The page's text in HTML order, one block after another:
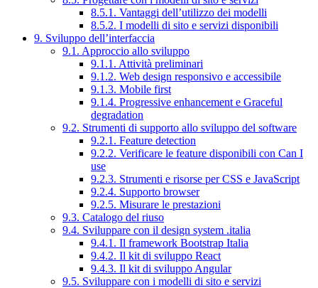
8.5.1. Vantaggi dell’utilizzo dei modelli
8.5.2. I modelli di sito e servizi disponibili
9. Sviluppo dell’interfaccia
9.1. Approccio allo sviluppo
9.1.1. Attività preliminari
9.1.2. Web design responsivo e accessibile
9.1.3. Mobile first
9.1.4. Progressive enhancement e Graceful
degradation
9.2. Strumenti di supporto allo sviluppo del software
9.2.1. Feature detection
9.2.2. Verificare le feature disponibili con Can I
use
9.2.3. Strumenti e risorse per CSS e JavaScript
9.2.4. Supporto browser
9.2.5. Misurare le prestazioni
9.3. Catalogo del riuso
9.4. Sviluppare con il design system .italia
9.4.1. Il framework Bootstrap Italia
9.4.2. Il kit di sviluppo React
9.4.3. Il kit di sviluppo Angular
9.5. Sviluppare con i modelli di sito e servizi